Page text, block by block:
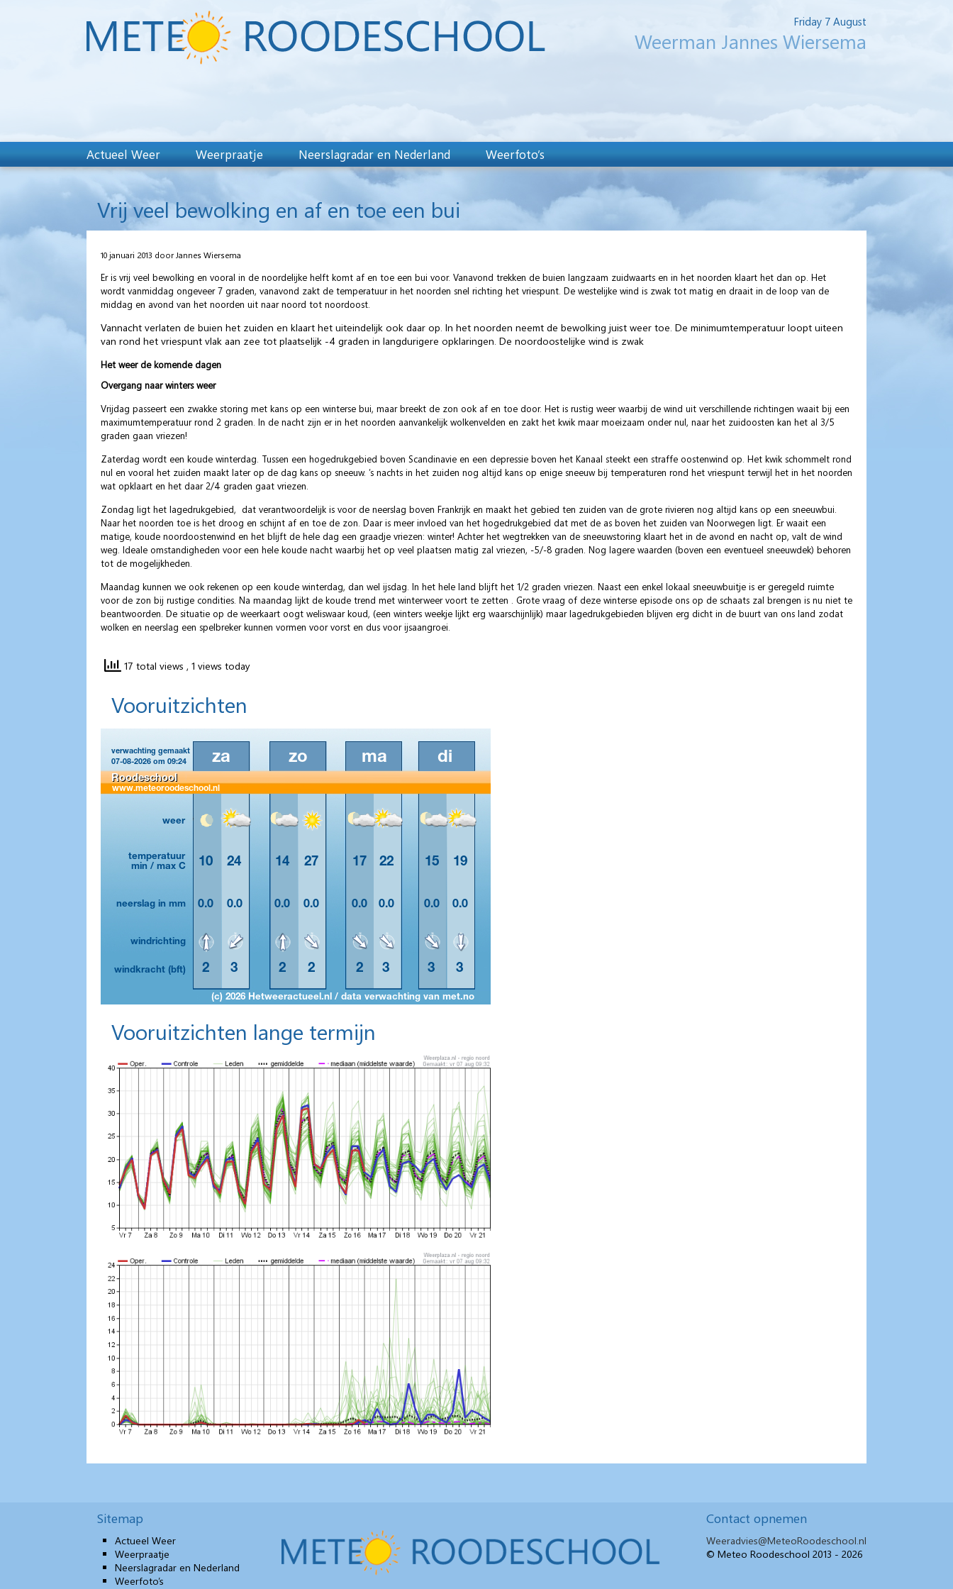
Friday 7 August
Weerman Jannes Wiersema
Actueel Weer Weerpraatje Neerslagradar en Nederland Weerfoto’s
Vrij veel bewolking en af en toe een bui
10 januari 2013 door Jannes Wiersema
Er is vrij veel bewolking en vooral in de noordelijke helft komt af en toe een bui voor. Vanavond trekken de buien langzaam zuidwaarts en in het noorden klaart het dan op. Het
wordt vanmiddag ongeveer 7 graden, vanavond zakt de temperatuur in het noorden snel richting het vriespunt. De westelijke wind is zwak tot matig en draait in de loop van de
middag en avond van het noorden uit naar noord tot noordoost.
Vannacht verlaten de buien het zuiden en klaart het uiteindelijk ook daar op. In het noorden neemt de bewolking juist weer toe. De minimumtemperatuur loopt uiteen
van rond het vriespunt vlak aan zee tot plaatselijk -4 graden in langdurigere opklaringen. De noordoostelijke wind is zwak
Het weer de komende dagen
Overgang naar winters weer
Vrijdag passeert een zwakke storing met kans op een winterse bui, maar breekt de zon ook af en toe door. Het is rustig weer waarbij de wind uit verschillende richtingen waait bij een
maximumtemperatuur rond 2 graden. In de nacht zijn er in het noorden aanvankelijk wolkenvelden en zakt het kwik maar moeizaam onder nul, naar het zuidoosten kan het al 3/5
graden gaan vriezen!
Zaterdag wordt een koude winterdag. Tussen een hogedrukgebied boven Scandinavie en een depressie boven het Kanaal steekt een straffe oostenwind op. Het kwik schommelt rond
nul en vooral het zuiden maakt later op de dag kans op sneeuw. ’s nachts in het zuiden nog altijd kans op enige sneeuw bij temperaturen rond het vriespunt terwijl het in het noorden
wat opklaart en het daar 2/4 graden gaat vriezen.
Zondag ligt het lagedrukgebied, dat verantwoordelijk is voor de neerslag boven Frankrijk en maakt het gebied ten zuiden van de grote rivieren nog altijd kans op een sneeuwbui.
Naar het noorden toe is het droog en schijnt af en toe de zon. Daar is meer invloed van het hogedrukgebied dat met de as boven het zuiden van Noorwegen ligt. Er waait een
matige, koude noordoostenwind en het blijft de hele dag een graadje vriezen: winter! Achter het wegtrekken van de sneeuwstoring klaart het in de avond en nacht op, valt de wind
weg. Ideale omstandigheden voor een hele koude nacht waarbij het op veel plaatsen matig zal vriezen, -5/-8 graden. Nog lagere waarden (boven een eventueel sneeuwdek) behoren
tot de mogelijkheden.
Maandag kunnen we ook rekenen op een koude winterdag, dan wel ijsdag. In het hele land blijft het 1/2 graden vriezen. Naast een enkel lokaal sneeuwbuitje is er geregeld ruimte
voor de zon bij rustige condities. Na maandag lijkt de koude trend met winterweer voort te zetten . Grote vraag of deze winterse episode ons op de schaats zal brengen is nu niet te
beantwoorden. De situatie op de weerkaart oogt weliswaar koud, (een winters weekje lijkt erg waarschijnlijk) maar lagedrukgebieden blijven erg dicht in de buurt van ons land zodat
wolken en neerslag een spelbreker kunnen vormen voor vorst en dus voor ijsaangroei.
17 total views , 1 views today
Vooruitzichten
Vooruitzichten lange termijn
Sitemap
Actueel Weer
Weerpraatje
Neerslagradar en Nederland
Weerfoto’s
Contact opnemen
Weeradvies@MeteoRoodeschool.nl
© Meteo Roodeschool 2013 - 2026